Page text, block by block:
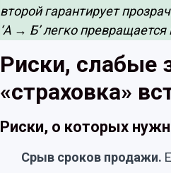
второй гарантирует
‘А → Б’ легко
Риски, слабые
«страховка»
Риски, о которых
Срыв сроков продажи.